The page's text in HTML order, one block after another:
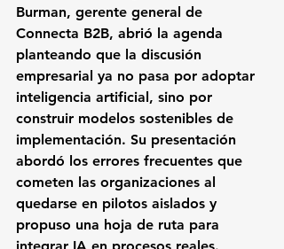
Burman, gerente general de
Connecta B2B, abrió la agenda
planteando que la discusión
empresarial ya no pasa por adoptar
inteligencia artificial, sino por
construir modelos sostenibles de
implementación. Su presentación
abordó los errores frecuentes que
cometen las organizaciones al
quedarse en pilotos aislados y
propuso una hoja de ruta para